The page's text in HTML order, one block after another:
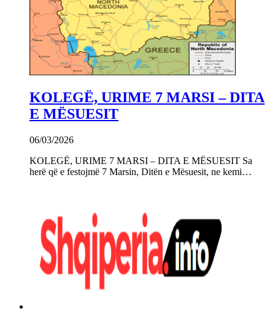
KOLEGË, URIME 7 MARSI – DITA
E MËSUESIT
06/03/2026
KOLEGË, URIME 7 MARSI – DITA E MËSUESIT Sa
herë që e festojmë 7 Marsin, Ditën e Mësuesit, ne kemi…